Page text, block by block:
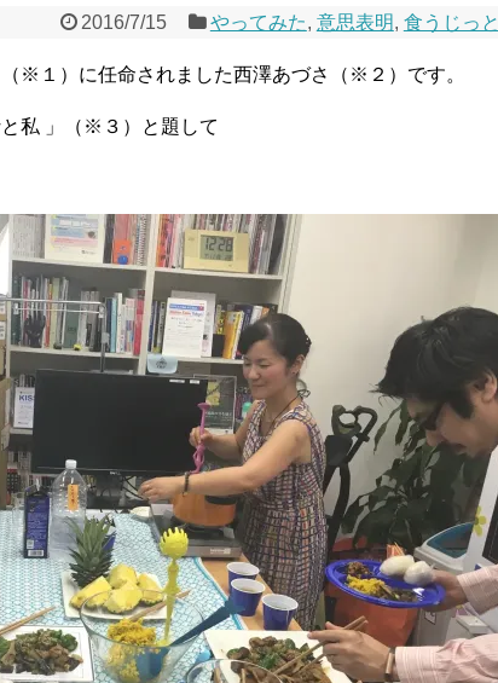
2016/7/15 やってみた, 意思表明, 食うじっと
※１）に任命されました西澤あづさ（※２）です。
私 」（※３）と題して